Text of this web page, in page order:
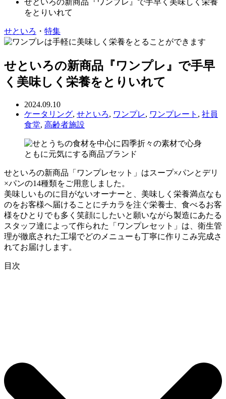
をとりいれて
せといろ ・ 特集
せといろの新商品『ワンプレ』で手早
く美味しく栄養をとりいれて
2024.09.10
ケータリング, せといろ, ワンプレ, ワンプレート , 社員
食堂, 高齢者施設
せといろの新商品「ワンプレセット」はスープ×パンとデリ
×パンの14種類をご用意しました。
美味しいものに目がないオーナーと、美味しく栄養満点なも
のをお客様へ届けることにチカラを注ぐ栄養士、食べるお客
様をひとりでも多く笑顔にしたいと願いながら製造にあたる
スタッフ達によって作られた「ワンプレセット」は、衛生管
理が徹底された工場でどのメニューも丁寧に作りこみ完成さ
れてお届けします。
目次